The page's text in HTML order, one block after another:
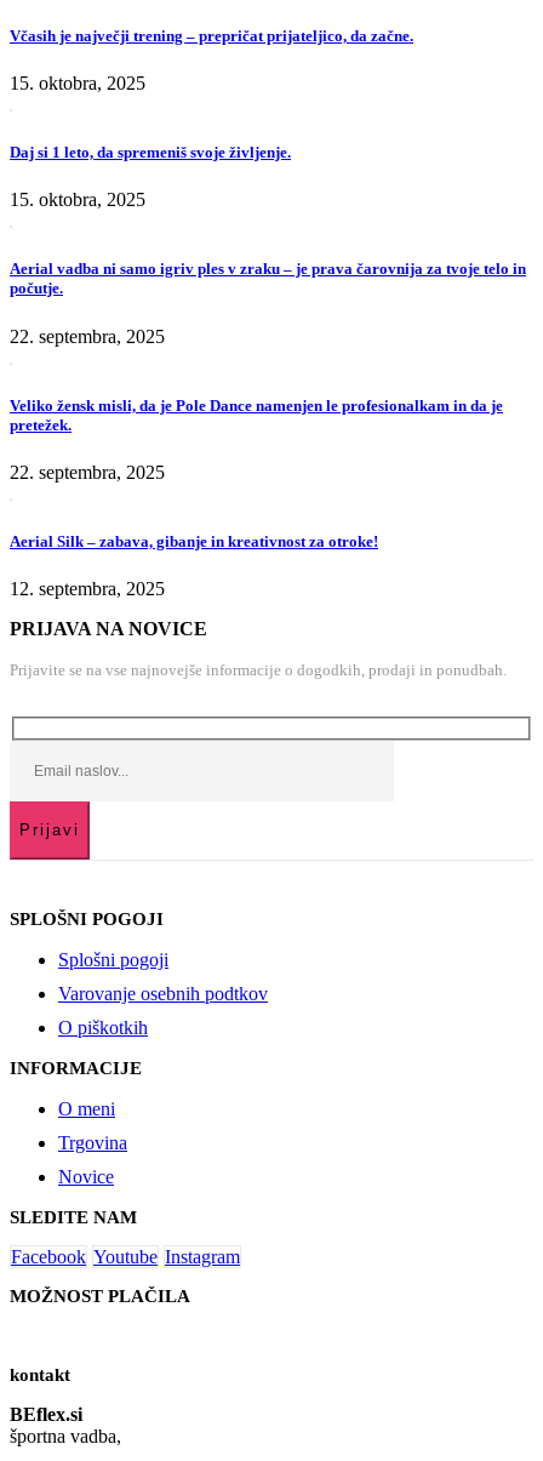
Včasih je največji trening – prepričat prijateljico, da začne.
15. oktobra, 2025
Daj si 1 leto, da spremeniš svoje življenje.
15. oktobra, 2025
Aerial vadba ni samo igriv ples v zraku – je prava čarovnija za tvoje telo in
počutje.
22. septembra, 2025
Veliko žensk misli, da je Pole Dance namenjen le profesionalkam in da je
pretežek.
22. septembra, 2025
Aerial Silk – zabava, gibanje in kreativnost za otroke!
12. septembra, 2025
PRIJAVA NA NOVICE
Prijavite se na vse najnovejše informacije o dogodkih, prodaji in ponudbah.
SPLOŠNI POGOJI
Splošni pogoji
Varovanje osebnih podtkov
O piškotkih
INFORMACIJE
O meni
Trgovina
Novice
SLEDITE NAM
Facebook Youtube Instagram
MOŽNOST PLAČILA
kontakt
BEflex.si
športna vadba,